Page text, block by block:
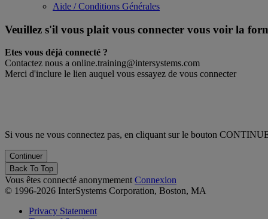
Aide / Conditions Générales
Veuillez s'il vous plait vous connecter vous voir la
Etes vous déjà connecté ?
Contactez nous a online.training@intersystems.com
Merci d'inclure le lien auquel vous essayez de vous connecter
Si vous ne vous connectez pas, en cliquant sur le bouton
Back To Top
Vous êtes connecté anonymement Connexion
© 1996-2026 InterSystems Corporation, Boston, MA
Privacy Statement